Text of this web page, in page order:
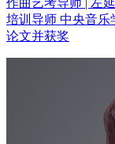
作曲艺考导师 | 左
培训导师 中央音乐
论文并获奖